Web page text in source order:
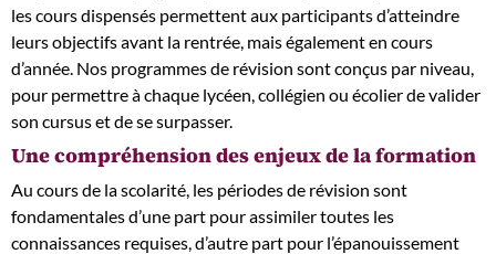
les cours dispensés permettent aux participants d’atteindre
leurs objectifs avant la rentrée, mais également en cours
d’année. Nos programmes de révision sont conçus par niveau,
pour permettre à chaque lycéen, collégien ou écolier de valider
son cursus et de se surpasser.
Une compréhension des enjeux de la formation
Au cours de la scolarité, les périodes de révision sont
fondamentales d’une part pour assimiler toutes les
connaissances requises, d’autre part pour l’épanouissement